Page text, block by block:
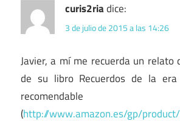
curis2riadice:
3 de julio de 2015 a las 14:26
Javier, a mí me recuerda un relato
de su libro Recuerdos de la era
recomendable
(http://www.amazon.es/gp/